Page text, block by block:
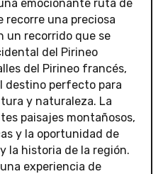
emocionante ruta de
recorre una preciosa
un recorrido que se
del Pirineo
del Pirineo francés,
destino perfecto para
y naturaleza. La
paisajes montañosos,
y la oportunidad de
la historia de la región.
experiencia de